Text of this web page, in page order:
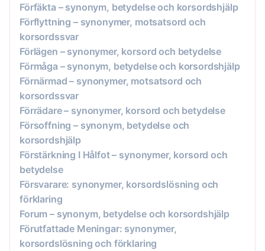
Förfäkta – synonym, betydelse och korsordshjälp
Förflyttning – synonymer, motsatsord och
korsordssvar
Förlägen – synonymer, korsord och betydelse
Förmåga – synonym, betydelse och korsordshjälp
Förnärmad – synonymer, motsatsord och
korsordssvar
Förrädare – synonymer, korsord och betydelse
Försoffning – synonym, betydelse och
korsordshjälp
Förstärkning I Hålfot – synonymer, korsord och
betydelse
Försvarare: synonymer, korsordslösning och
förklaring
Forum – synonym, betydelse och korsordshjälp
Förutfattade Meningar: synonymer,
korsordslösning och förklaring